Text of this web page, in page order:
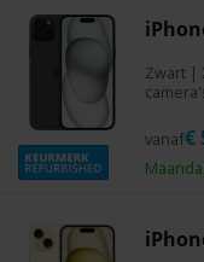
Zwart |
vanaf€